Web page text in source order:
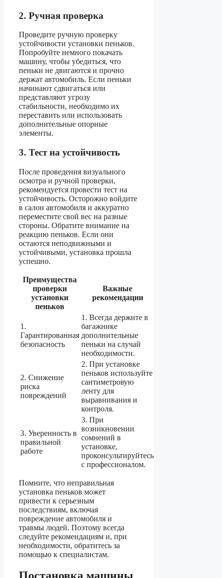
2. Ручная проверка
Проведите ручную проверку
устойчивости установки пеньков.
Попробуйте немного покачать
машину, чтобы убедиться, что
пеньки не двигаются и прочно
держат автомобиль. Если пеньки
начинают сдвигаться или
представляют угрозу
стабильности, необходимо их
переставить или использовать
дополнительные опорные
элементы.
3. Тест на устойчивость
После проведения визуального
осмотра и ручной проверки,
рекомендуется провести тест на
устойчивость. Осторожно войдите
в салон автомобиля и аккуратно
переместите свой вес на разные
стороны. Обратите внимание на
реакцию пеньков. Если они
остаются неподвижными и
устойчивыми, установка прошла
успешно.
Преимущества
проверки
установки
пеньков
Важные
рекомендации
1.
Гарантированная
безопасность
1. Всегда держите в
багажнике
дополнительные
пеньки на случай
необходимости.
2. Снижение
риска
повреждений
2. При установке
пеньков используйте
сантиметровую
ленту для
выравнивания и
контроля.
3. Уверенность в
правильной
работе
3. При
возникновении
сомнений в
установке,
проконсультируйтесь
с профессионалом.
Помните, что неправильная
установка пеньков может
привести к серьезным
последствиям, включая
повреждение автомобиля и
травмы людей. Поэтому всегда
следуйте рекомендациям и, при
необходимости, обратитесь за
помощью к специалистам.
Постановка машины